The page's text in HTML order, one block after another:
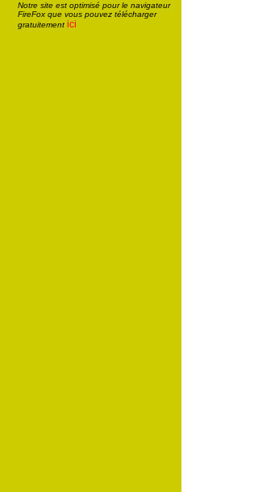
Notre site est optimisé pour le navigateur
FireFox que vous pouvez télécharger
gratuitement ici